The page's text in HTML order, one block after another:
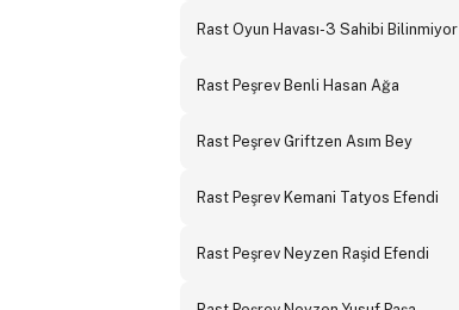
Rast Oyun Havası-3 Sahibi Bilinmiyor
Rast Peşrev Benli Hasan Ağa
Rast Peşrev Griftzen Asım Bey
Rast Peşrev Kemani Tatyos Efendi
Rast Peşrev Neyzen Raşid Efendi